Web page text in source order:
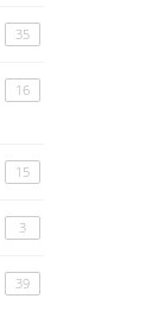
35
16
15
3
39